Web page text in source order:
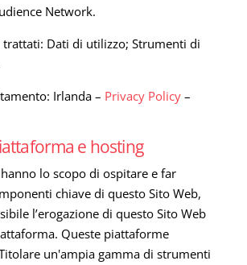
Network.
trattati: Dati di utilizzo; Strumenti di
Irlanda – Privacy Policy–
e hosting
lo scopo di ospitare e far
chiave di questo Sito Web,
l’erogazione di questo Sito Web
Queste piattaforme
un'ampia gamma di strumenti